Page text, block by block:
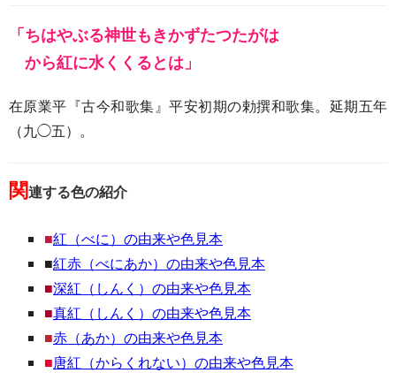
「ちはやぶる神世もきかずたつたがは
から紅に水くくるとは」
在原業平『古今和歌集』平安初期の勅撰和歌集。延期五年
（九◯五）。
関連する色の紹介
■紅（べに）の由来や色見本
■紅赤（べにあか）の由来や色見本
■深紅（しんく）の由来や色見本
■真紅（しんく）の由来や色見本
■赤（あか）の由来や色見本
■唐紅（からくれない）の由来や色見本